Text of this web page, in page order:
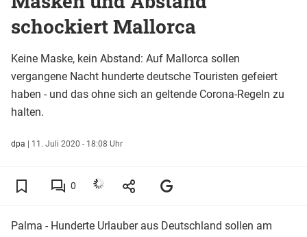
schockiert Mallorca
Keine Maske, kein Abstand: Auf Mallorca sollen
vergangene Nacht hunderte deutsche Touristen gefeiert
haben - und das ohne sich an geltende Corona-Regeln zu
halten.
dpa | 11. Juli 2020 - 18:08 Uhr
0
Palma - Hunderte Urlauber aus Deutschland sollen am